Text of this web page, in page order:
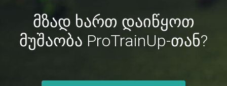
მზად ხართ დაიწყოთ
მუშაობა ProTrainUp-თან?